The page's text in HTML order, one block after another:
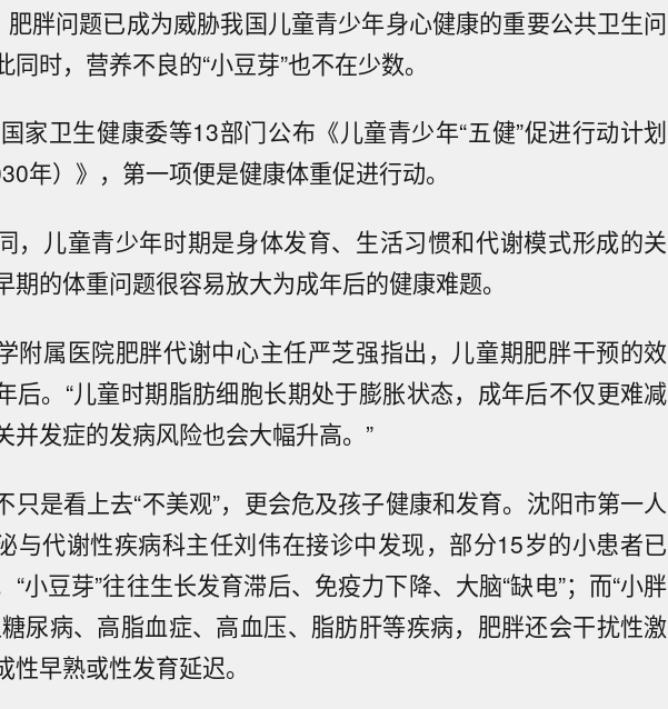
肥胖问题已成为威胁我国儿童青少年身心健康的重要公共卫生问
同时，营养不良的“小豆芽”也不在少数。
家卫生健康委等13部门公布《儿童青少年“五健”促进行动计划
年）》，第一项便是健康体重促进行动。
，儿童青少年时期是身体发育、生活习惯和代谢模式形成的关
期的体重问题很容易放大为成年后的健康难题。
附属医院肥胖代谢中心主任严芝强指出，儿童期肥胖干预的效
后。“儿童时期脂肪细胞长期处于膨胀状态，成年后不仅更难减
并发症的发病风险也会大幅升高。”
只是看上去“不美观”，更会危及孩子健康和发育。沈阳市第一人
与代谢性疾病科主任刘伟在接诊中发现，部分15岁的小患者已
“小豆芽”往往生长发育滞后、免疫力下降、大脑“缺电”；而“小胖
尿病、高脂血症、高血压、脂肪肝等疾病，肥胖还会干扰性激
性早熟或性发育延迟。